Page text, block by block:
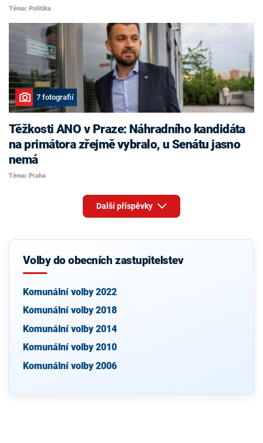
Téma: Politika
7 fotografií
Těžkosti ANO v Praze: Náhradního kandidáta
na primátora zřejmě vybralo, u Senátu jasno
nemá
Téma: Praha
Další příspěvky
Volby do obecních zastupitelstev
Komunální volby 2022
Komunální volby 2018
Komunální volby 2014
Komunální volby 2010
Komunální volby 2006